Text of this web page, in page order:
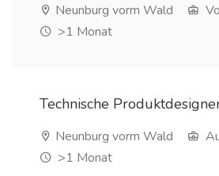
Neunburg vorm Wald
>1 Monat
Technische
Neunburg vorm Wald
>1 Monat